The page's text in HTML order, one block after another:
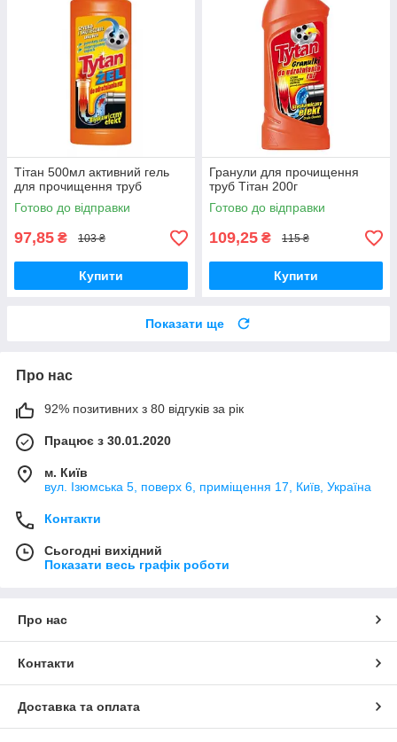
Тітан 500мл активний гель
для прочищення труб
Готово до відправки
97,85 ₴ 103 ₴
Купити
Гранули для прочищення
труб Тітан 200г
Готово до відправки
109,25 ₴ 115 ₴
Купити
Показати ще
Про нас
92% позитивних з 80 відгуків за рік
Працює з 30.01.2020
м. Київ
вул. Ізюмська 5, поверх 6, приміщення 17, Київ, Україна
Контакти
Сьогодні вихідний
Показати весь графік роботи
Про нас
Контакти
Доставка та оплата